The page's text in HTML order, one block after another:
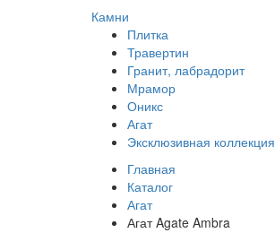
Камни
Плитка
Травертин
Гранит, лабрадорит
Мрамор
Оникс
Агат
Эксклюзивная коллекция
Главная
Каталог
Агат
Агат Agate Ambra